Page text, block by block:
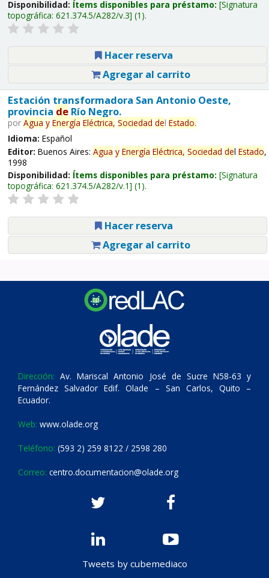
Disponibilidad: Ítems disponibles para préstamo: Signatura
topográfica: 621.374.5/A282/v.3 (1).
Hacer reserva
Agregar al carrito
Estación transformadora San Antonio Oeste,
provincia deRío Negro.
por Agua y Energía Eléctrica, Sociedad del Estado.
Idioma: Español
Editor: Buenos Aires: Agua y Energía Eléctrica, Sociedad del Estado,
1998
Disponibilidad: Ítems disponibles para préstamo: Signatura
topográfica: 621.374.5/A282/v.1 (1).
Hacer reserva
Agregar al carrito
Dirección: Av. Mariscal Antonio José de Sucre N58-63 y
Fernández Salvador Edif. Olade – San Carlos, Quito –
Ecuador.
Web: www.olade.org
Teléfono: (593 2) 259 8122 / 2598 280
Correo: centro.documentacion@olade.org
Tweets by cubemediaco